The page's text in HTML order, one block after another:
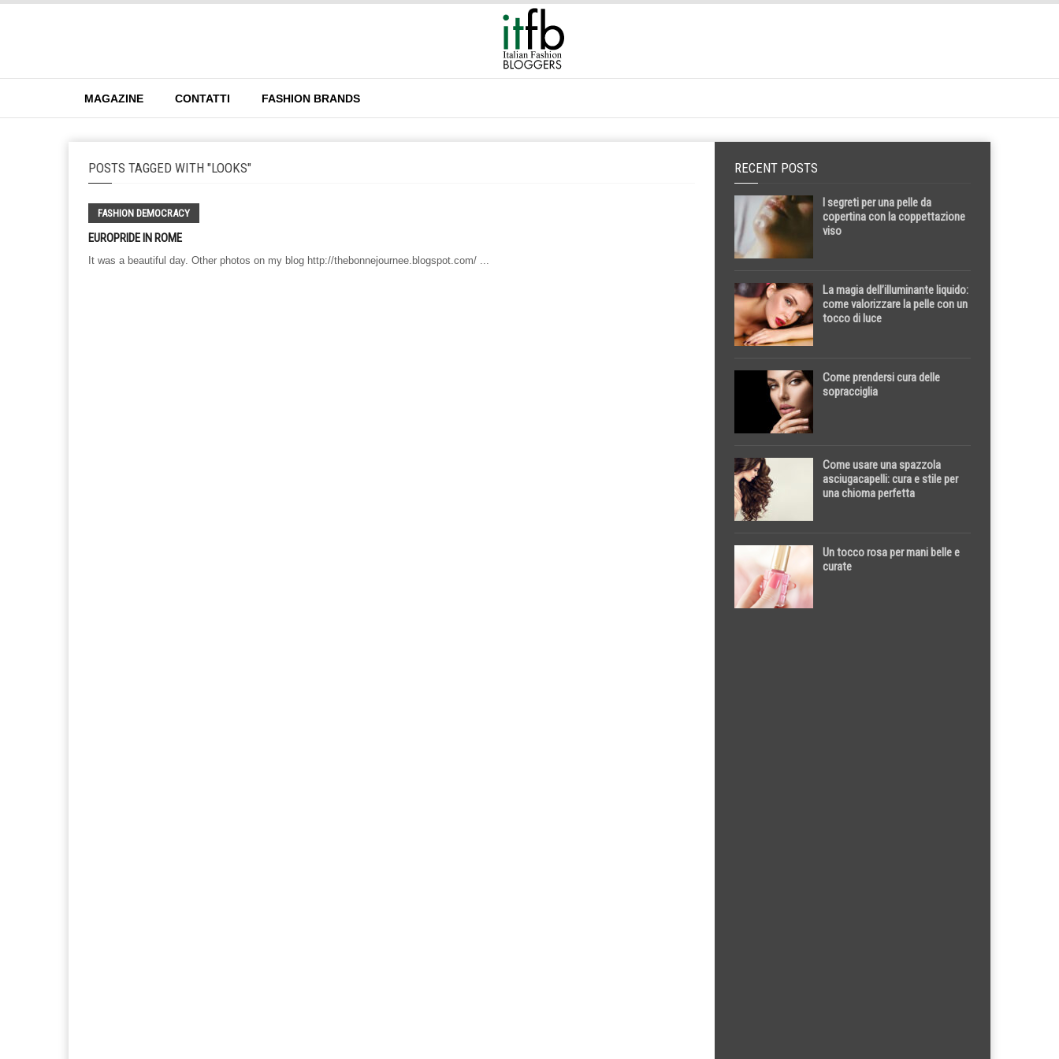
MAGAZINE CONTATTI FASHION BRANDS
POSTS TAGGED WITH "LOOKS"
FASHION DEMOCRACY
EUROPRIDE IN ROME
It was a beautiful day. Other photos on my blog http://thebonnejournee.blogspot.com/ ...
RECENT POSTS
I segreti per una pelle da
copertina con la coppettazione
viso
La magia dell’illuminante liquido:
come valorizzare la pelle con un
tocco di luce
Come prendersi cura delle
sopracciglia
Come usare una spazzola
asciugacapelli: cura e stile per
una chioma perfetta
Un tocco rosa per mani belle e
curate